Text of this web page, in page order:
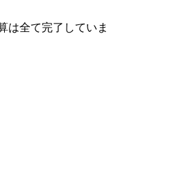
は全て完了していま